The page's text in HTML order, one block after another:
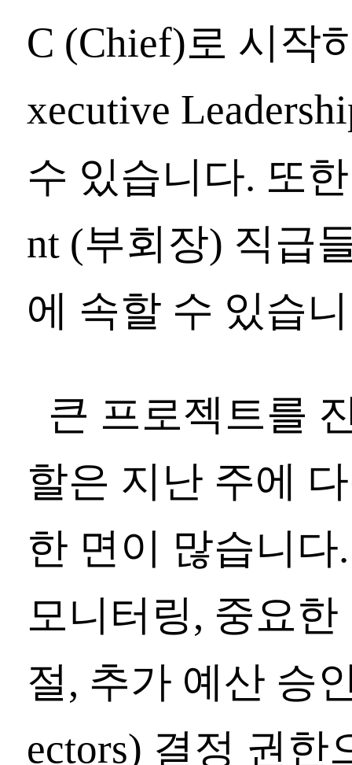
C (Chief)로 시작
xecutive
수 있습니다. 또
nt (부회장) 직급
에 속할 수 있습
큰 프로젝트를
할은 지난 주에
한 면이 많습니
모니터링, 중요
절, 추가 예산 승
ectors) 결정 권